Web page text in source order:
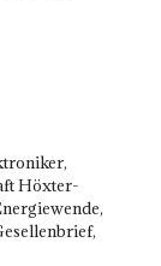
Höxter-